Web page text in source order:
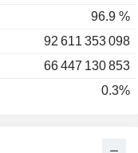
96.9 %
92 611 353 098
66 447 130 853
0.3%